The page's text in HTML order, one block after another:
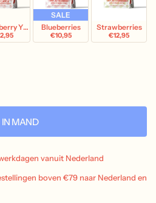
Yogurt
SALE
Blueberries
€10,95
Strawberries
€12,95
IN MAND
vanuit Nederland
boven €79 naar Nederland en